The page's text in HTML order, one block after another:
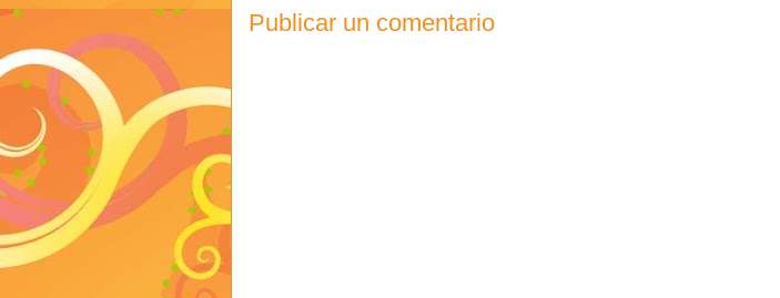
Publicar un comentario